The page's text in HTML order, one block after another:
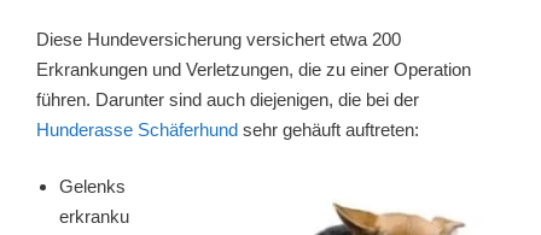
Diese Hundeversicherung versichert etwa 200
Erkrankungen und Verletzungen, die zu einer Operation
führen. Darunter sind auch diejenigen, die bei der
Hunderasse Schäferhund sehr gehäuft auftreten:
Gelenks
erkranku